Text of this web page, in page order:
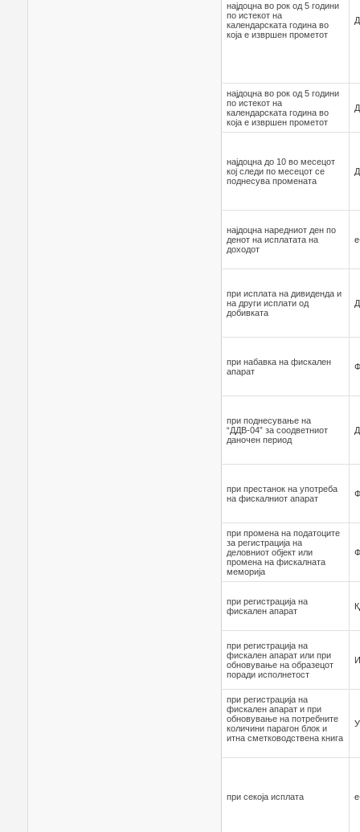
најдоцна во рок од 5 години
по истекот на
календарската година во
која е извршен прометот
најдоцна во рок од 5 години
по истекот на
календарската година во
која е извршен прометот
најдоцна до 10 во месецот
кој следи по месецот се
поднесува промената
најдоцна наредниот ден по
денот на исплатата на
доходот
при исплата на дивиденда и
на други исплати од
добивката
при набавка на фискален
апарат
при поднесување на
“ДДВ-04” за соодветниот
даночен период
при престанок на употреба
на фискалниот апарат
при промена на податоците
за регистрација на
деловниот објект или
промена на фискалната
меморија
при регистрација на
фискален апарат
при регистрација на
фискален апарат или при
обновување на образецот
поради исполнетост
при регистрација на
фискален апарат и при
обновување на потребните
количини парагон блок и
итна сметководствена книга
при секоја исплата